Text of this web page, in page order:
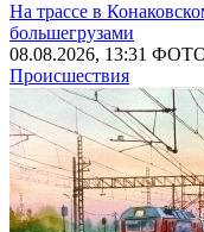
На трассе в
большегрузами
08.08.2026, 13:31
Происшествия